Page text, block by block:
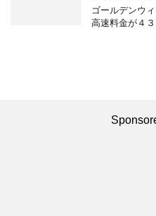
ゴールデンウ
高速料金が４